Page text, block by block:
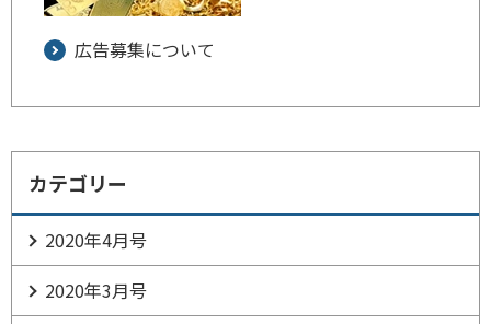
広告募集について
カテゴリー
2020年4月号
2020年3月号